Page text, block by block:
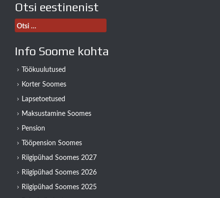
Otsi eestinenist
Otsi:
Info Soome kohta
Töökuulutused
Korter Soomes
Lapsetoetused
Maksustamine Soomes
Pension
Tööpension Soomes
Riigipühad Soomes 2027
Riigipühad Soomes 2026
Riigipühad Soomes 2025